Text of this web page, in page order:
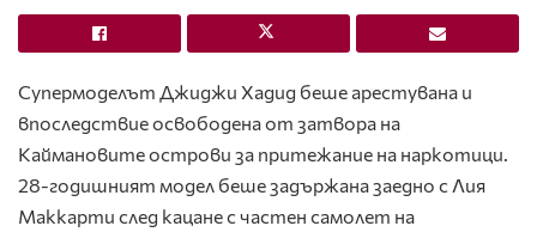
Супермоделът Джиджи Хадид беше арестувана и
впоследствие освободена от затвора на
Каймановите острови за притежание на наркотици.
28-годишният модел беше задържана заедно с Лия
Маккарти след кацане с частен самолет на